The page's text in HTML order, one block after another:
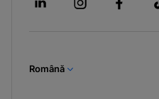
Română